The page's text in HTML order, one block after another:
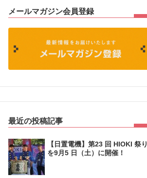
メールマガジン会員登録
最近の投稿記事
【日置電機】第23 回 HIOKI 祭り
を9月5 日（土）に開催！